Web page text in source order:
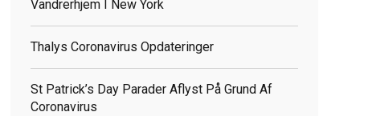
Vandrerhjem I New York
Thalys Coronavirus Opdateringer
St Patrick’s Day Parader Aflyst På Grund Af
Coronavirus